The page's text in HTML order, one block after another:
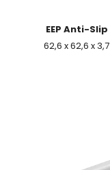
EEP Anti-Slip
62,6 x 62,6 x 3,7